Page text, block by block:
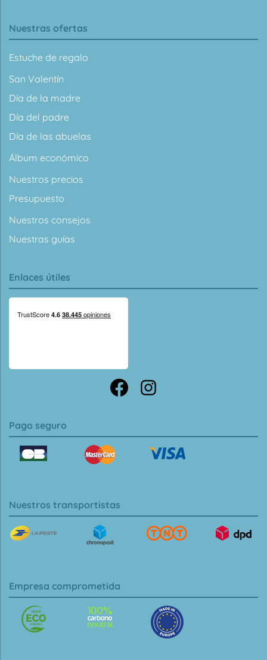
Nuestras ofertas
Estuche de regalo
San Valentín
Día de la madre
Día del padre
Día de las abuelas
Álbum económico
Nuestros precios
Presupuesto
Nuestros consejos
Nuestras guías
Enlaces útiles
Pago seguro
Nuestros transportistas
Empresa comprometida